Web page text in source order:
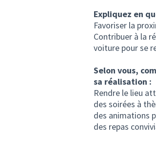
Expliquez en
Favoriser la
Contribuer à la
voiture pour se
Selon vous,
sa réalisation :
Rendre le lieu
des soirées à
des animations
des repas